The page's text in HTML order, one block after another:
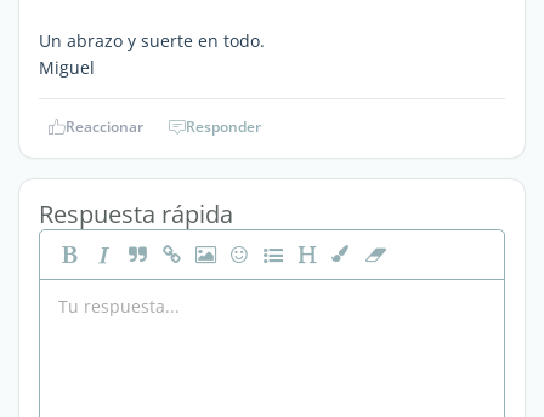
Un abrazo y suerte en todo.
Miguel
Reaccionar Responder
Respuesta rápida